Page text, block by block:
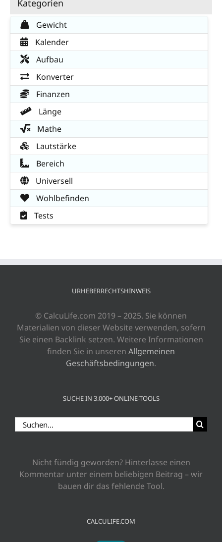
Kategorien
Gewicht
Kalender
Aufbau
Konverter
Finanzen
Länge
Mathe
Lautstärke
Bereich
Universell
Wohlbefinden
Tests
URHEBERRECHTSHINWEIS
© CalcuLife.com 2019 – 2025. Sie können
Materialien von dieser Website verwenden, sofern
Sie einen Backlink setzen. Weitere Informationen
finden Sie in unseren Allgemeinen
Geschäftsbedingungen.
SUCHE IN 3.000+ ONLINE-TOOLS
Suche
nach:
Nicht fündig geworden? Hinterlasse einen
Kommentar unter einem beliebigen Beitrag – wir
bauen dir das fehlende Tool.
CALCULIFE.COM